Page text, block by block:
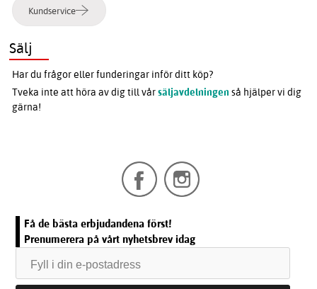
Kundservice
Sälj
Har du frågor eller funderingar inför ditt köp?
Tveka inte att höra av dig till vårsäljavdelningen så hjälper vi dig
gärna!
Få de bästa erbjudandena först!
Prenumerera på vårt nyhetsbrev idag